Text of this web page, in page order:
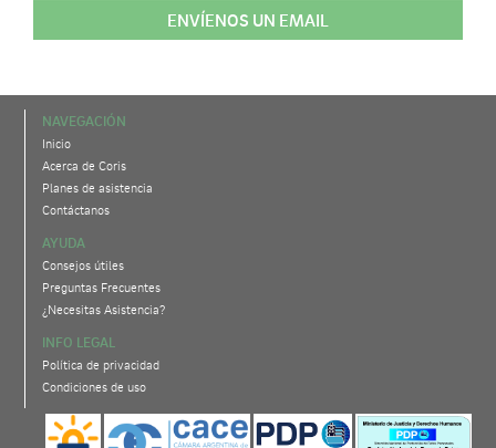
ENVÍENOS UN EMAIL
NAVEGACIÓN
Inicio
Acerca de Coris
Planes de asistencia
Contáctanos
AYUDA
Consejos útiles
Preguntas Frecuentes
¿Necesitas Asistencia?
INFO LEGAL
Política de privacidad
Condiciones de uso